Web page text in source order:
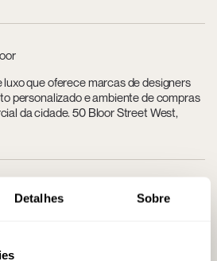
Detalhes Sobre
que oferece marcas de designers
personalizado e ambiente de compras
da cidade. 50 Bloor Street West,
com suítes de design e
Toronto, ON M4W 0A4.